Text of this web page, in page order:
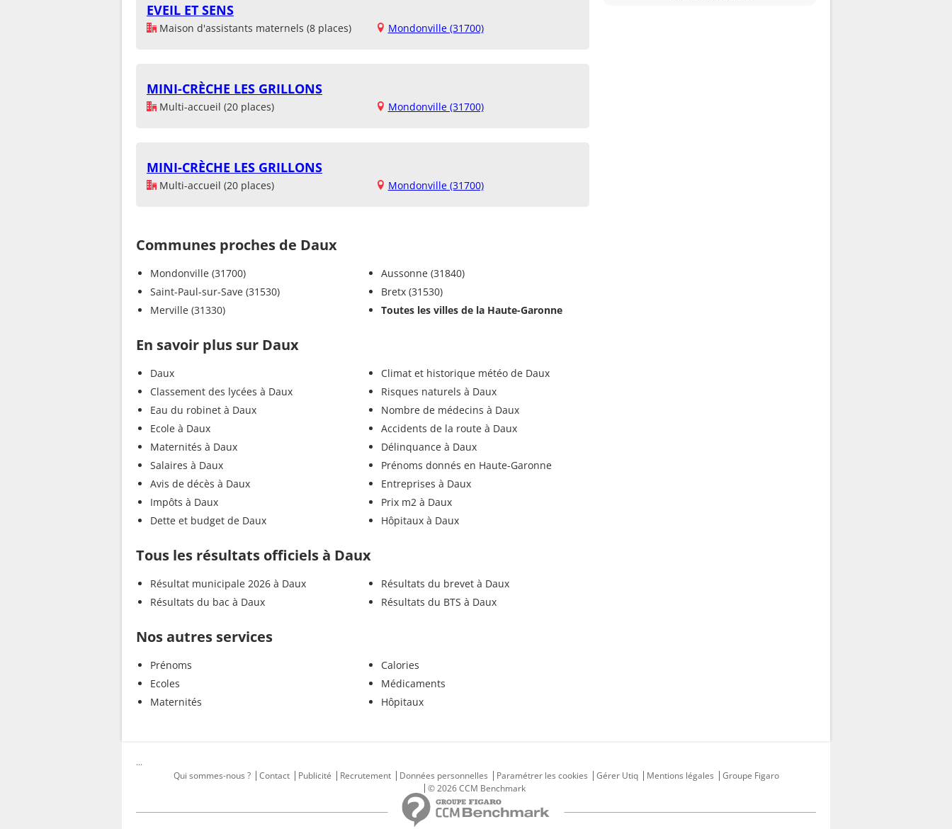
EVEIL ET SENS
Maison d'assistants maternels (8 places) Mondonville (31700)
MINI-CRÈCHE LES GRILLONS
Multi-accueil (20 places) Mondonville (31700)
MINI-CRÈCHE LES GRILLONS
Multi-accueil (20 places) Mondonville (31700)
Communes proches de Daux
Mondonville (31700)
Saint-Paul-sur-Save (31530)
Merville (31330)
Aussonne (31840)
Bretx (31530)
Toutes les villes de la Haute-Garonne
En savoir plus sur Daux
Daux
Classement des lycées à Daux
Eau du robinet à Daux
Ecole à Daux
Maternités à Daux
Salaires à Daux
Avis de décès à Daux
Impôts à Daux
Dette et budget de Daux
Climat et historique météo de Daux
Risques naturels à Daux
Nombre de médecins à Daux
Accidents de la route à Daux
Délinquance à Daux
Prénoms donnés en Haute-Garonne
Entreprises à Daux
Prix m2 à Daux
Hôpitaux à Daux
Tous les résultats officiels à Daux
Résultat municipale 2026 à Daux
Résultats du bac à Daux
Résultats du brevet à Daux
Résultats du BTS à Daux
Nos autres services
Prénoms
Ecoles
Maternités
Calories
Médicaments
Hôpitaux
...
Qui sommes-nous ?
Contact Publicité Recrutement Données personnelles Paramétrer les cookies Gérer Utiq Mentions légales
Groupe Figaro
© 2026 CCM Benchmark